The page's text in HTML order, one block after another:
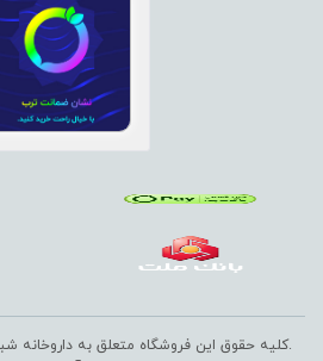
.کلیه حقوق این فروشگاه متعلق به داروخانه